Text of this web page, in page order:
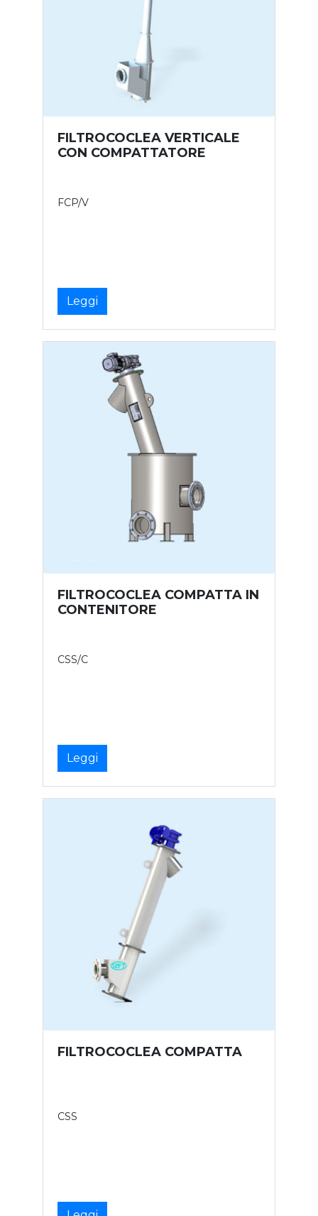
FILTROCOCLEA VERTICALE
CON COMPATTATORE
FCP/V
Leggi
FILTROCOCLEA COMPATTA IN
CONTENITORE
CSS/C
Leggi
FILTROCOCLEA COMPATTA
CSS